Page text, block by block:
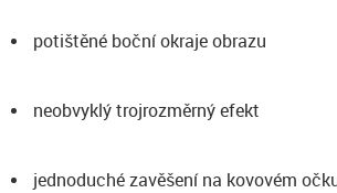
potištěné boční okraje obrazu
neobvyklý trojrozměrný efekt
jednoduché zavěšení na kovovém